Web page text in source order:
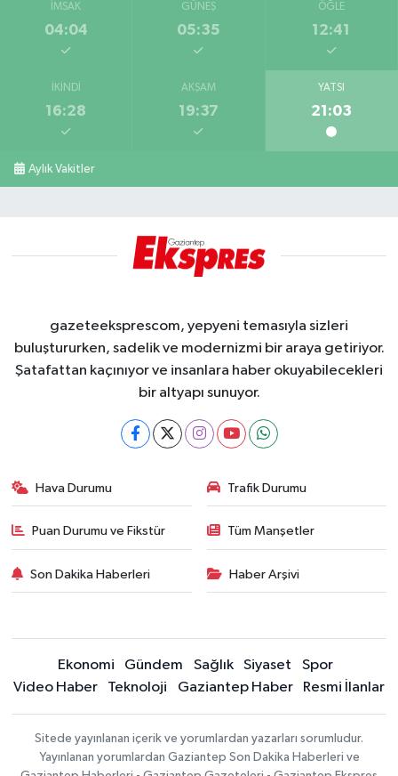
İMSAK
04:04
GÜNEŞ
05:35
ÖĞLE
12:41
İKINDI
16:28
AKŞAM
19:37
YATSI
21:03
Aylık Vakitler
gazeteeksprescom, yepyeni temasıyla sizleri
buluştururken, sadelik ve modernizmi bir araya getiriyor.
Şatafattan kaçınıyor ve insanlara haber okuyabilecekleri
bir altyapı sunuyor.
Hava Durumu Trafik Durumu
Puan Durumu ve Fikstür Tüm Manşetler
Son Dakika Haberleri Haber Arşivi
Ekonomi Gündem Sağlık Siyaset
Spor
Video Haber
Teknoloji Gaziantep Haber Resmi İlanlar
Sitede yayınlanan içerik ve yorumlardan yazarları sorumludur.
Yayınlanan yorumlardan Gaziantep Son Dakika Haberleri ve